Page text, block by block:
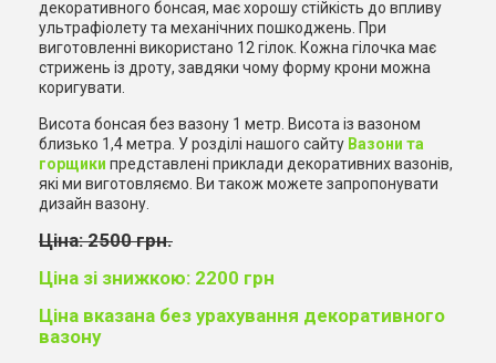
декоративного бонсая, має хорошу стійкість до впливу
ультрафіолету та механічних пошкоджень. При
виготовленні використано 12 гілок. Кожна гілочка має
стрижень із дроту, завдяки чому форму крони можна
коригувати.
Висота бонсая без вазону 1 метр. Висота із вазоном
близько 1,4 метра. У розділі нашого сайту Вазони та
горщики представлені приклади декоративних вазонів,
які ми виготовляємо. Ви також можете запропонувати
дизайн вазону.
Ціна: 2500 грн.
Ціна зі знижкою: 2200 грн
Ціна вказана без урахування декоративного
вазону